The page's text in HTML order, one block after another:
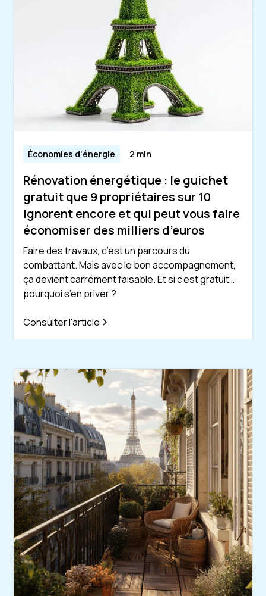
Économies d'énergie 2 min
Rénovation énergétique : le guichet
gratuit que 9 propriétaires sur 10
ignorent encore et qui peut vous faire
économiser des milliers d’euros
Faire des travaux, c’est un parcours du
combattant. Mais avec le bon accompagnement,
ça devient carrément faisable. Et si c’est gratuit…
pourquoi s’en priver ?
Consulter l'article